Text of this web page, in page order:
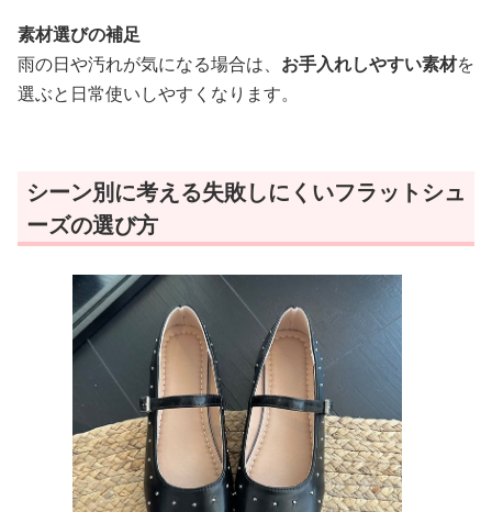
素材選びの補足
雨の日や汚れが気になる場合は、 お手入れしやすい素材を
選ぶと日常使いしやすくなります。
シーン別に考える失敗しにくいフラットシュ
ーズの選び方